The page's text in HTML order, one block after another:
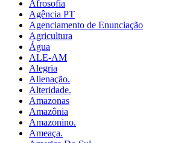
Afrosofia
Agência PT
Agenciamento de Enunciação
Agricultura
Água
ALE-AM
Alegria
Alienação.
Alteridade.
Amazonas
Amazônia
Amazonino.
Ameaça.